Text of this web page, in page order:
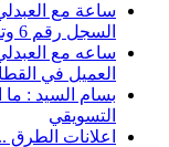
ساعة مع
السجل رقم 6 وتسويق الثقافة مع د عبيد العبدلي
ساعه مع
العميل في
بسام السيد :
التسويقي
اعلانات الطرق